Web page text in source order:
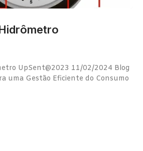
UpSent@2023 11/02/2024 Blog
uma Gestão Eficiente do Consumo